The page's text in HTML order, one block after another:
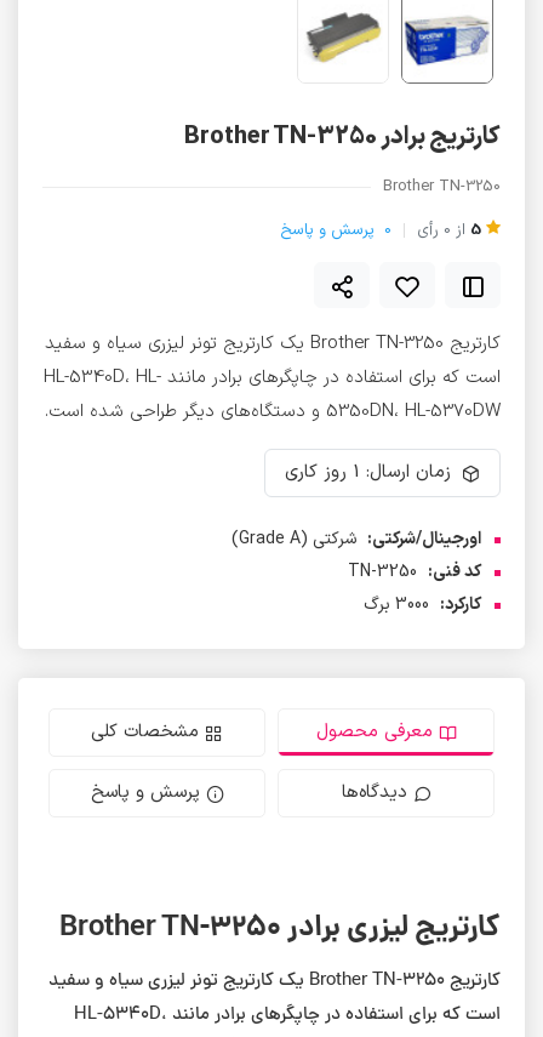
کارتریج برادر Brother TN-3250
Brother TN-3250
5 از 0 رأی 0 پرسش و پاسخ
کارتریج Brother TN-3250 یک کارتریج تونر لیزری سیاه و سفید
است که برای استفاده در چاپگرهای برادر مانند HL-5340D، HL-
5350DN، HL-5370DW و دستگاه‌های دیگر طراحی شده است.
زمان ارسال: 1 روز کاری
اورجینال/شرکتی: شرکتی (Grade A)
کد فنی: TN-3250
کارکرد: 3000 برگ
معرفی محصول مشخصات کلی
دیدگاه‌ها پرسش و پاسخ
کارتریج لیزری برادر Brother TN-3250
کارتریج Brother TN-3250 یک کارتریج تونر لیزری سیاه و سفید
است که برای استفاده در چاپگرهای برادر مانند HL-5340D،